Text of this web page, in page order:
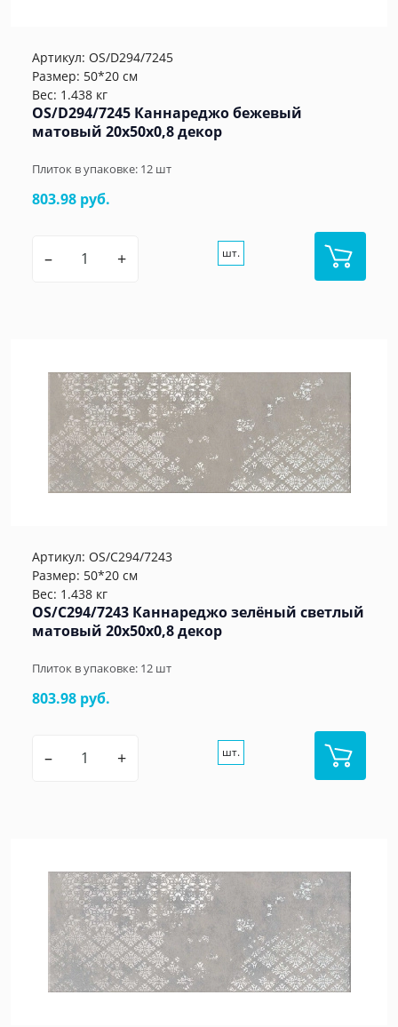
Артикул: OS/D294/7245
Размер: 50*20 см
Вес: 1.438 кг
OS/D294/7245 Каннареджо бежевый
матовый 20x50x0,8 декор
Плиток в упаковке: 12 шт
803.98 руб.
– + шт.
Артикул: OS/C294/7243
Размер: 50*20 см
Вес: 1.438 кг
OS/C294/7243 Каннареджо зелёный светлый
матовый 20x50x0,8 декор
Плиток в упаковке: 12 шт
803.98 руб.
– + шт.